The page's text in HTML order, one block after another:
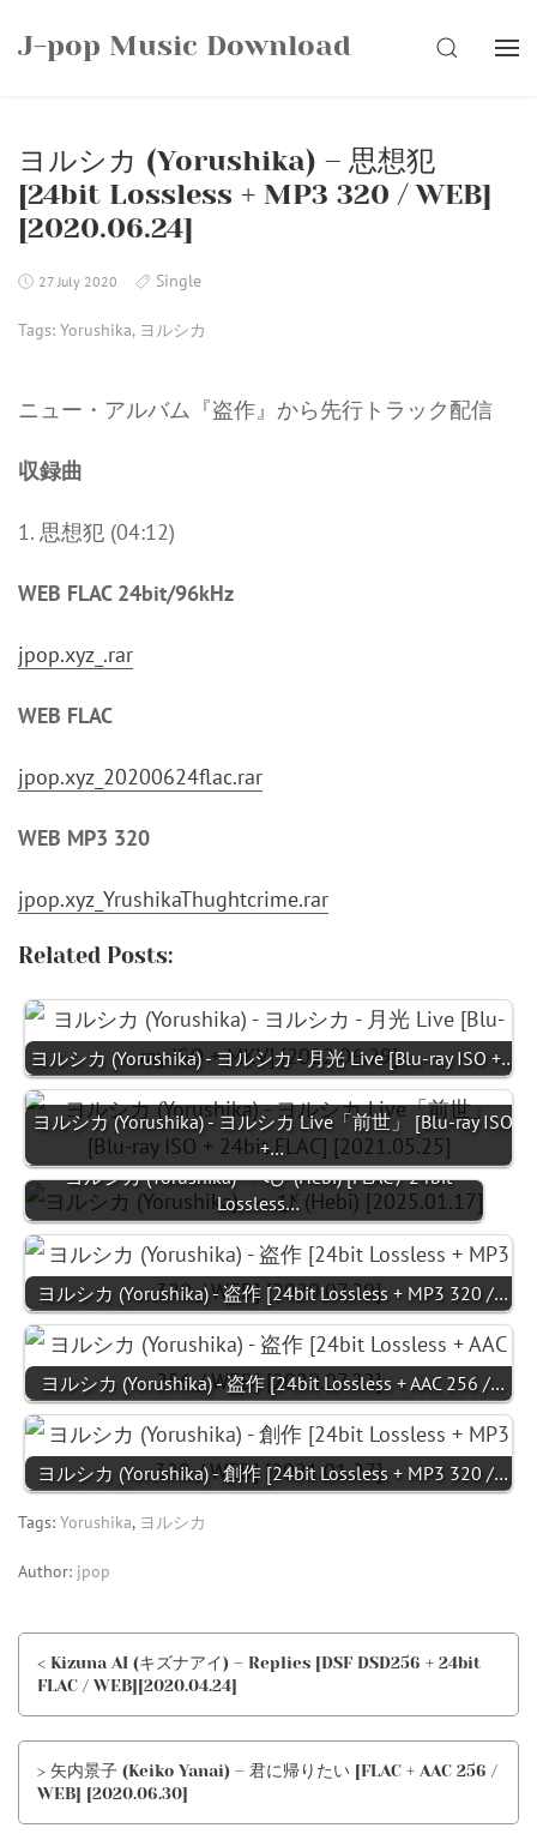
J-pop Music Download SEARCH
ヨルシカ (Yorushika) – 思想犯
[24bit Lossless + MP3 320 / WEB]
[2020.06.24]
27 July 2020 Single
Tags: Yorushika, ヨルシカ
ニュー・アルバム『盗作』から先行トラック配信
収録曲
1. 思想犯 (04:12)
WEB FLAC 24bit/96kHz
jpop.xyz_.rar
WEB FLAC
jpop.xyz_20200624flac.rar
WEB MP3 320
jpop.xyz_YrushikaThughtcrime.rar
Related Posts:
ヨルシカ (Yorushika) - ヨルシカ - 月光 Live [Blu-ray ISO +…
ヨルシカ (Yorushika) - ヨルシカ Live「前世」 [Blu-ray ISO
+…
ヨルシカ (Yorushika) - へび (Hebi) [FLAC / 24bit
Lossless…
ヨルシカ (Yorushika) - 盗作 [24bit Lossless + MP3 320 /…
ヨルシカ (Yorushika) - 盗作 [24bit Lossless + AAC 256 /…
ヨルシカ (Yorushika) - 創作 [24bit Lossless + MP3 320 /…
Tags: Yorushika, ヨルシカ
Author: jpop
< Kizuna AI (キズナアイ) – Replies [DSF DSD256 + 24bit
FLAC / WEB][2020.04.24]
> 矢内景子 (Keiko Yanai) – 君に帰りたい [FLAC + AAC 256 /
WEB] [2020.06.30]